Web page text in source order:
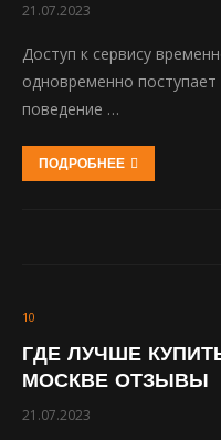
21.07.2023
Доступ к сервису
одновременно
поведение …
ПОДРОБНЕЕ
10
ГДЕ ЛУЧШЕ
МОСКВЕ ОТЗЫВЫ
21.07.2023